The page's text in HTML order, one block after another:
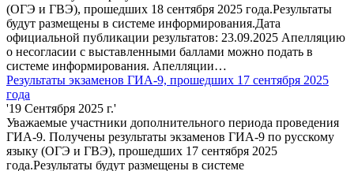
(ОГЭ и ГВЭ), прошедших 18 сентября 2025 года.Результаты
будут размещены в системе информирования.Дата
официальной публикации результатов: 23.09.2025 Апелляцию
о несогласии с выставленными баллами можно подать в
системе информирования. Апелляции…
Результаты экзаменов ГИА-9, прошедших 17 сентября 2025
года
'19 Сентября 2025 г.'
Уважаемые участники дополнительного периода проведения
ГИА-9. Получены результаты экзаменов ГИА-9 по русскому
языку (ОГЭ и ГВЭ), прошедших 17 сентября 2025
года.Результаты будут размещены в системе